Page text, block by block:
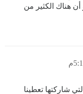
لذا يبدو أن هناك الكثير من
شاركتها تعطينا